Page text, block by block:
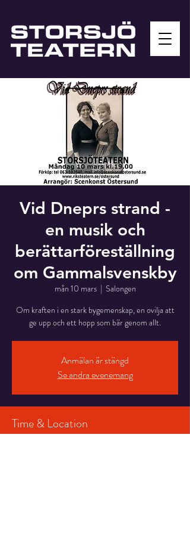
Vid Dneprs strand -
en musik och
berättarföreställning
om Gammalsvenskby
mån 10 mars
  |
Salongen
Om kraften i en stark bygemenskap, en ovilja att
ge upp och ett hopp som bär genom allt.
Anmälan är stängd
Se andra evenemang
Time & Location